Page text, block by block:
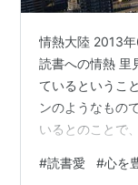
情熱大陸 2013
読書への情熱 里
ているというこ
ンのようなもの
いるとのことで
どんな本なのか
#読書愛 #心を